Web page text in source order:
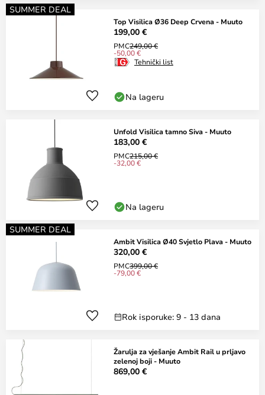
SUMMER DEAL
Top Visilica Ø36 Deep Crvena - Muuto
199,00 €
PMC249,00 €
-50,00 €
Tehnički list
Na lageru
Unfold Visilica tamno Siva - Muuto
183,00 €
PMC215,00 €
-32,00 €
Na lageru
SUMMER DEAL
Ambit Visilica Ø40 Svjetlo Plava - Muuto
320,00 €
PMC399,00 €
-79,00 €
Rok isporuke: 9 - 13 dana
Žarulja za vješanje Ambit Rail u prljavo
zelenoj boji - Muuto
869,00 €